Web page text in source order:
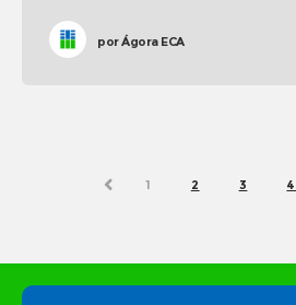
porÁgora ECA
PREV1 2 3 4